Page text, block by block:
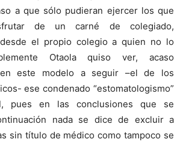
a que sólo pudieran ejercer los que
de un carné de colegiado,
el propio colegio a quien no lo
Otaola quiso ver, acaso
en este modelo a seguir –el de los
ese condenado “estomatologismo”
pues en las conclusiones que se
nada se dice de excluir a
sin título de médico como tampoco se